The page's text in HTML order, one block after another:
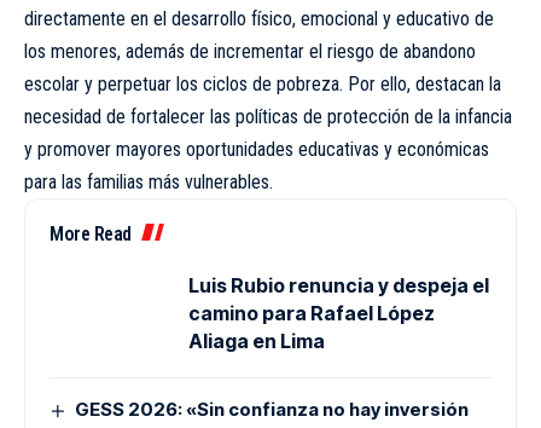
directamente en el desarrollo físico, emocional y educativo de
los menores, además de incrementar el riesgo de abandono
escolar y perpetuar los ciclos de pobreza. Por ello, destacan la
necesidad de fortalecer las políticas de protección de la infancia
y promover mayores oportunidades educativas y económicas
para las familias más vulnerables.
More Read
Luis Rubio renuncia y despeja el
camino para Rafael López
Aliaga en Lima
GESS 2026: «Sin confianza no hay inversión